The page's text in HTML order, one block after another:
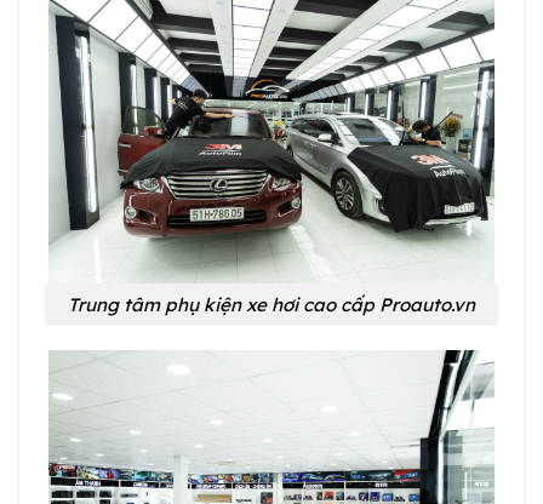
Trung tâm phụ kiện xe hơi cao cấp Proauto.vn